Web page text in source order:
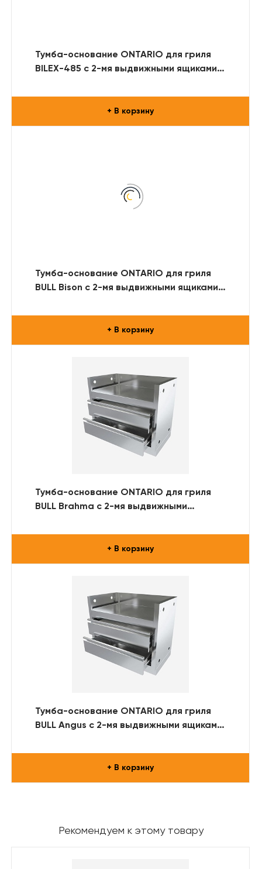
Тумба-основание ONTARIO для гриля
BILEX-485 с 2-мя выдвижными ящиками
+ В корзину
Тумба-основание ONTARIO для гриля
BULL Bison с 2-мя выдвижными ящиками
+ В корзину
Тумба-основание ONTARIO для гриля
BULL Brahma с 2-мя выдвижными
+ В корзину
Тумба-основание ONTARIO для гриля
BULL Angus с 2-мя выдвижными ящиками
+ В корзину
Рекомендуем к этому товару